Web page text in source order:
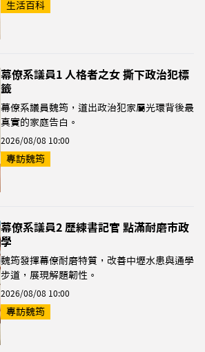
生活百科
幕僚系議員1 人格者之女 撕下政治犯標
籤
幕僚系議員魏筠，道出政治犯家屬光環背後最
真實的家庭告白。
2026/08/08 10:00
專訪魏筠
幕僚系議員2 歷練書記官 點滿耐磨市政
學
魏筠發揮幕僚耐磨特質，改善中壢水患與通學
步道，展現解題韌性。
2026/08/08 10:00
專訪魏筠